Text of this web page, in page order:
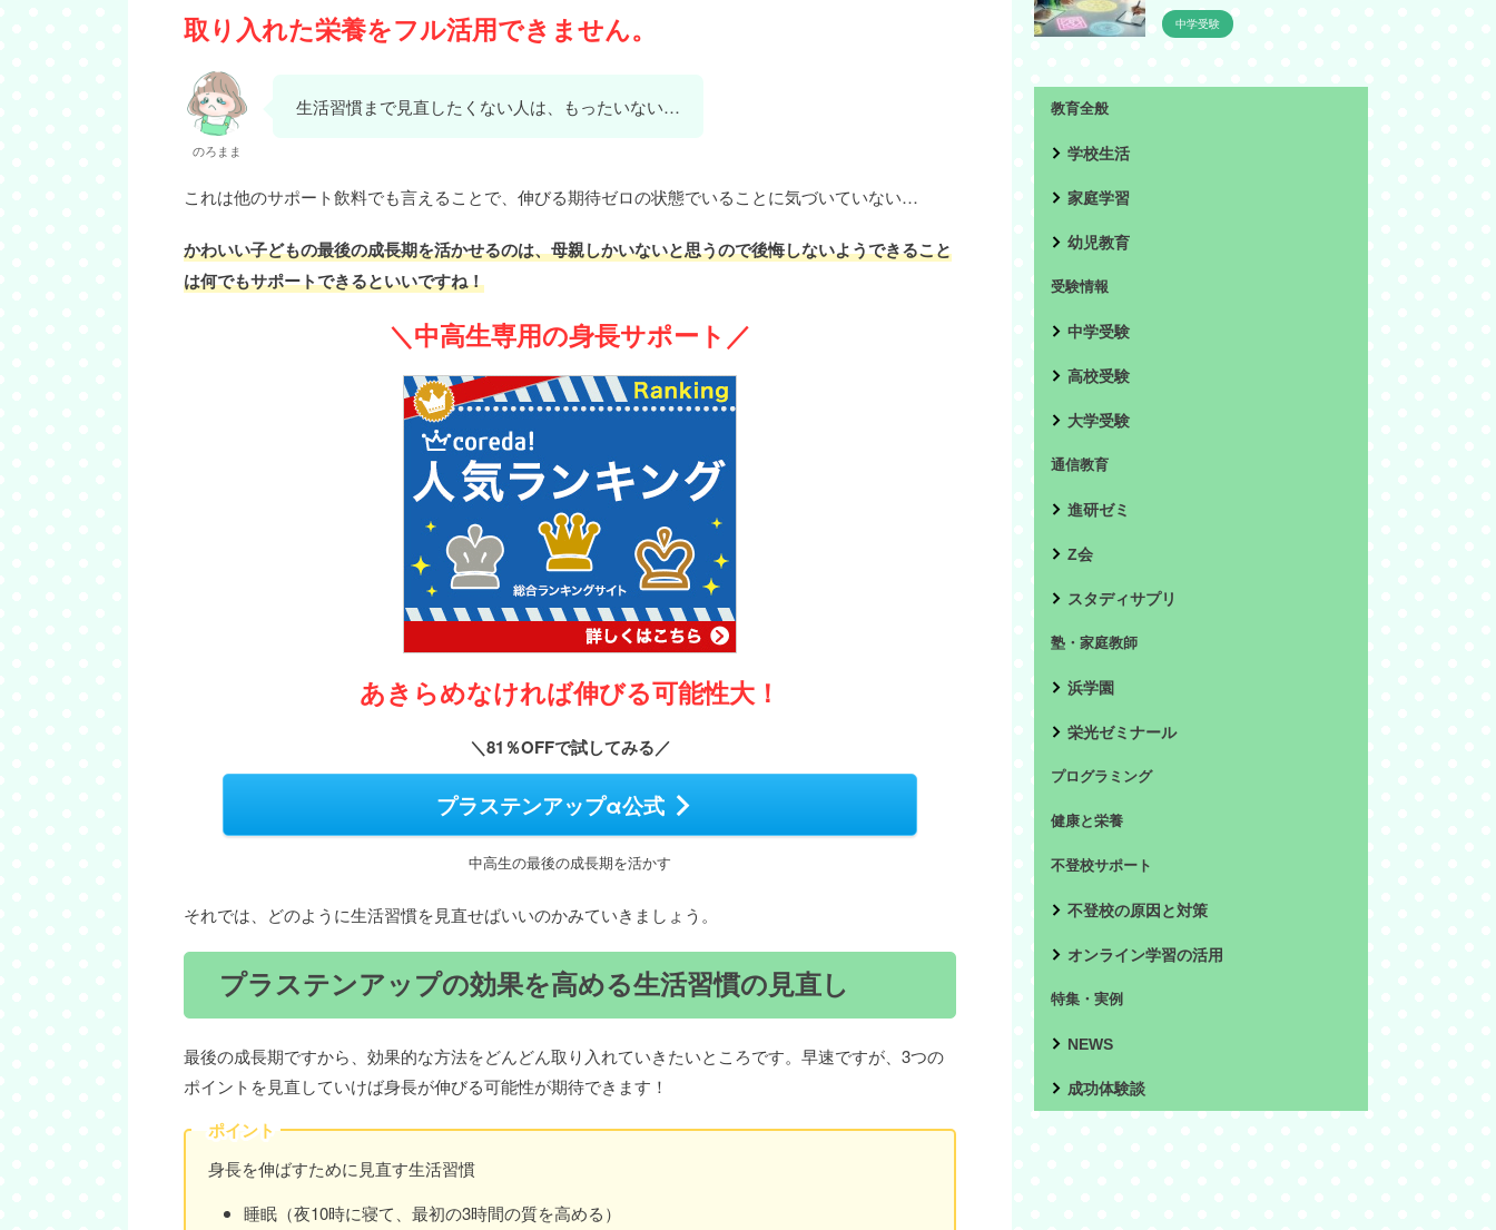
取り入れた栄養をフル活用できません。
のろまま
生活習慣まで見直したくない人は、もったいない…
これは他のサポート飲料でも言えることで、伸びる期待ゼロの状態でいることに気づいていない…
かわいい子どもの最後の成長期を活かせるのは、母親しかいないと思うので後悔しないようできること
は何でもサポートできるといいですね！
＼中高生専用の身長サポート／
あきらめなければ伸びる可能性大！
＼81％OFFで試してみる／
プラステンアップα公式
中高生の最後の成長期を活かす
それでは、どのように生活習慣を見直せばいいのかみていきましょう。
プラステンアップの効果を高める生活習慣の見直し
最後の成長期ですから、効果的な方法をどんどん取り入れていきたいところです。早速ですが、3つの
ポイントを見直していけば身長が伸びる可能性が期待できます！
ポイント
身長を伸ばすために見直す生活習慣
睡眠（夜10時に寝て、最初の3時間の質を高める）
中学受験
教育全般
学校生活
家庭学習
幼児教育
受験情報
中学受験
高校受験
大学受験
通信教育
進研ゼミ
Z会
スタディサプリ
塾・家庭教師
浜学園
栄光ゼミナール
プログラミング
健康と栄養
不登校サポート
不登校の原因と対策
オンライン学習の活用
特集・実例
NEWS
成功体験談